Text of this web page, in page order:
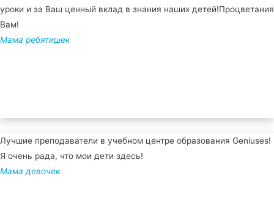
уроки и за Ваш ценный вклад в знания наших детей!Процветания
Вам!
Мама ребятишек
Лучшие преподаватели в учебном центре образования Geniuses!
Я очень рада, что мои дети здесь!
Мама девочек